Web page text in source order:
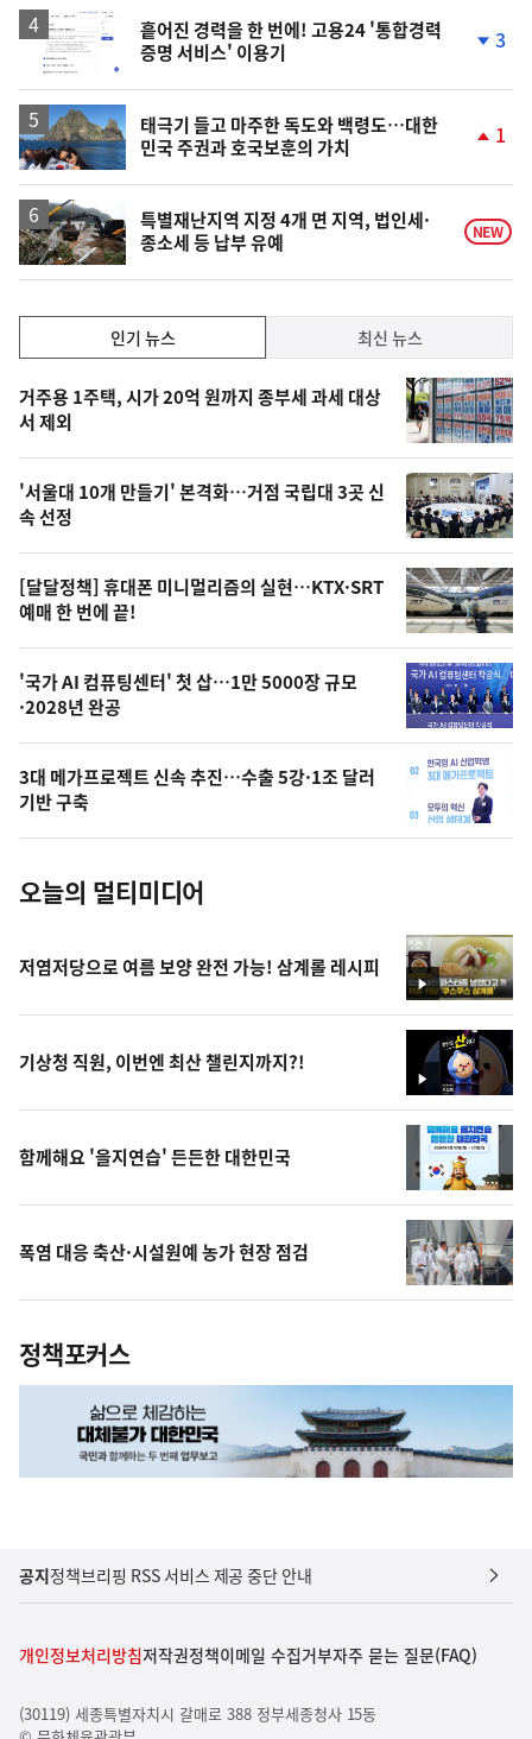
흩어진 경력을 한 번에! 고용24 '통합경력
증명 서비스' 이용기
3
태극기 들고 마주한 독도와 백령도…대한
민국 주권과 호국보훈의 가치
승
1
특별재난지역 지정 4개 면 지역, 법인세·
종소세 등 납부 유예
NEW
기,
최
신,
오
늘
의
영
상
오
의
사
진
인기 뉴스 최신 뉴스
기
뉴
스
거주용 1주택, 시가 20억 원까지 종부세 과세 대상
서 제외
'서울대 10개 만들기' 본격화…거점 국립대 3곳 신
속 선정
[달달정책] 휴대폰 미니멀리즘의 실현…KTX·SRT
예매 한 번에 끝!
'국가 AI 컴퓨팅센터' 첫 삽…1만 5000장 규모
·2028년 완공
3대 메가프로젝트 신속 추진…수출 5강·1조 달러
기반 구축
오늘의 멀티미디어
영
상
저염저당으로 여름 보양 완전 가능! 삼계롤 레시피
영
상
기상청 직원, 이번엔 최산 챌린지까지?!
함께해요 '을지연습' 든든한 대한민국
폭염 대응 축산·시설원예 농가 현장 점검
정책포커스
공지정책브리핑 RSS 서비스 제공 중단 안내
개인정보처리방침저작권정책이메일 수집거부자주 묻는 질문(FAQ)
(30119) 세종특별자치시 갈매로 388 정부세종청사 15동